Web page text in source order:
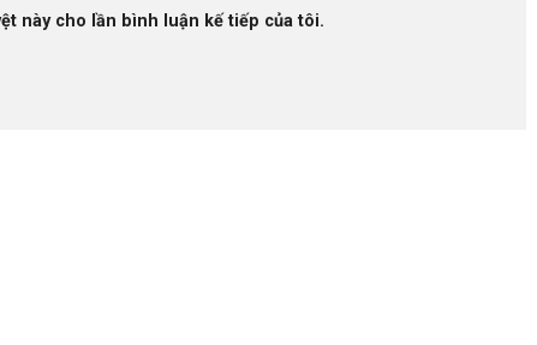
này cho lần bình luận kế tiếp của tôi.